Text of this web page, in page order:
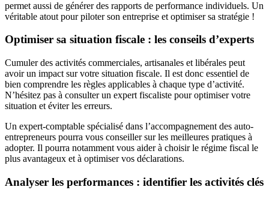
permet aussi de générer des rapports de performance individuels. Un
véritable atout pour piloter son entreprise et optimiser sa stratégie !
Optimiser sa situation fiscale : les conseils d’experts
Cumuler des activités commerciales, artisanales et libérales peut
avoir un impact sur votre situation fiscale. Il est donc essentiel de
bien comprendre les règles applicables à chaque type d’activité.
N’hésitez pas à consulter un expert fiscaliste pour optimiser votre
situation et éviter les erreurs.
Un expert-comptable spécialisé dans l’accompagnement des auto-
entrepreneurs pourra vous conseiller sur les meilleures pratiques à
adopter. Il pourra notamment vous aider à choisir le régime fiscal le
plus avantageux et à optimiser vos déclarations.
Analyser les performances : identifier les activités clés